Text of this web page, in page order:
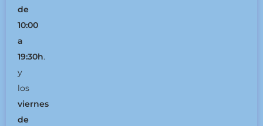
de
10:00
a
19:30h.
y
los
viernes
de